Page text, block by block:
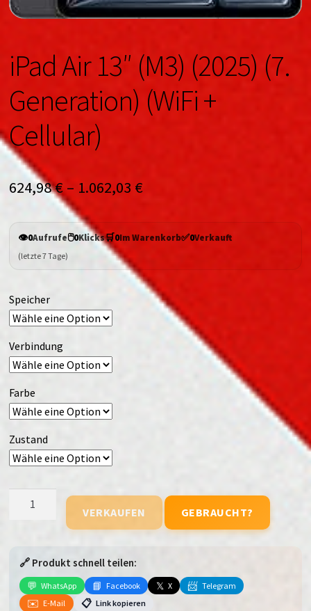
iPad Air 13″ (M3) (2025) (7.
Generation) (WiFi +
Cellular)
624,98€ – 1.062,03 €
👁️0Aufrufe🖱️0Klicks🛒0Im Warenkorb✅0Verkauft
(letzte 7 Tage)
Speicher
Verbindung
Farbe
Zustand
(2025)
(7.
Generation)
VERKAUFEN GEBRAUCHT?
🔗 Produkt schnell teilen:
💬 WhatsApp 📘 Facebook 𝕏 X 📨 Telegram
✉️ E-Mail 📋 Link kopieren